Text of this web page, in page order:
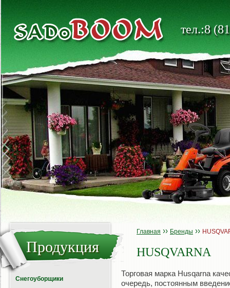
тел.:8
Главная ›› Бренды ››
HUSQVARNA
Торговая марка Husqarna
очередь, постоянным
Продукция
Снегоуборщики